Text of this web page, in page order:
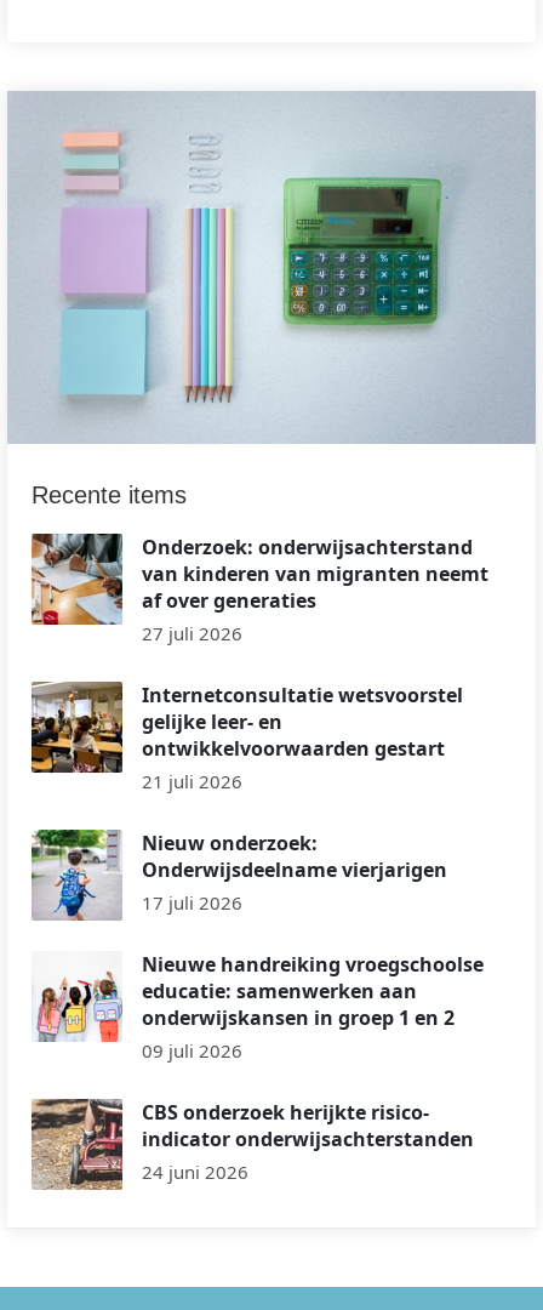
Recente items
Onderzoek: onderwijsachterstand
van kinderen van migranten neemt
af over generaties
27 juli 2026
Internetconsultatie wetsvoorstel
gelijke leer- en
ontwikkelvoorwaarden gestart
21 juli 2026
Nieuw onderzoek:
Onderwijsdeelname vierjarigen
17 juli 2026
Nieuwe handreiking vroegschoolse
educatie: samenwerken aan
onderwijskansen in groep 1 en 2
09 juli 2026
CBS onderzoek herijkte risico-
indicator onderwijsachterstanden
24 juni 2026